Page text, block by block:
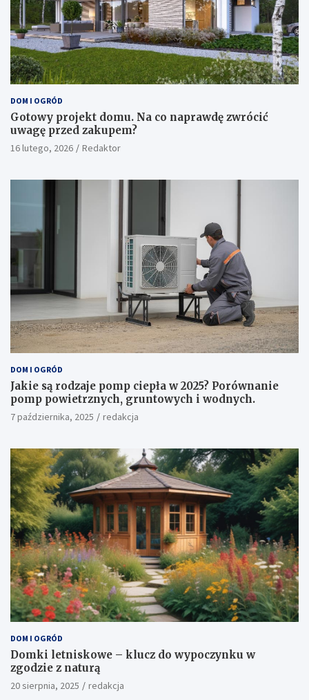
DOM I OGRÓD
Gotowy projekt domu. Na co naprawdę zwrócić
uwagę przed zakupem?
16 lutego, 2026 Redaktor
DOM I OGRÓD
Jakie są rodzaje pomp ciepła w 2025? Porównanie
pomp powietrznych, gruntowych i wodnych.
7 października, 2025 redakcja
DOM I OGRÓD
Domki letniskowe – klucz do wypoczynku w
zgodzie z naturą
20 sierpnia, 2025 redakcja